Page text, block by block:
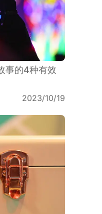
事的4种有效
2023/10/19